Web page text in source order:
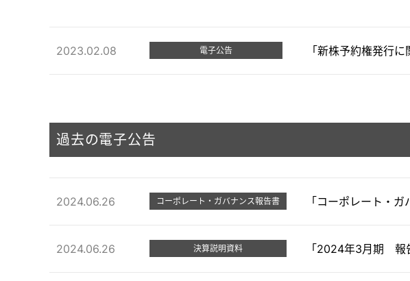
2023.02.08 電子公告 「新株予約権発行
過去の電子公告
2024.06.26 コーポレート・ガバナンス報告書 「コーポレート・ガ
2024.06.26 決算説明資料 「2024年3月期 報